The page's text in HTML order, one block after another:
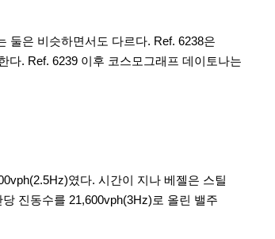
둘은 비슷하면서도 다르다. Ref. 6238은
다. Ref. 6239 이후 코스모그래프 데이토나는
였다. 시간이 지나 베젤은 스틸
진동수를 21,600vph(3Hz)로 올린 밸주